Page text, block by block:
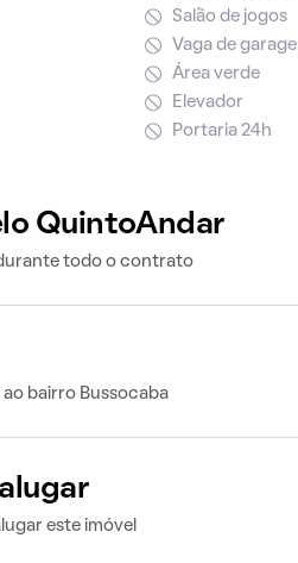
Salão de jogos
Vaga de
Área verde
Elevador
Portaria 24h
QuintoAndar
todo o contrato
bairro Bussocaba
este imóvel